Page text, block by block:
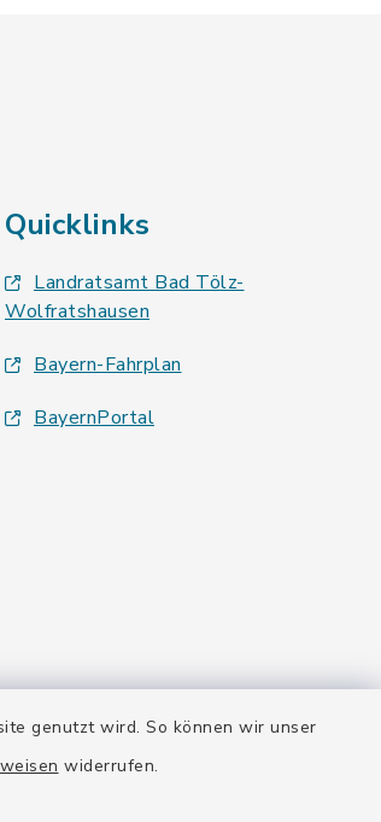
genutzt wird. So können wir unser
widerrufen.
Quicklinks
Landratsamt Bad Tölz-
Wolfratshausen
Bayern-Fahrplan
BayernPortal